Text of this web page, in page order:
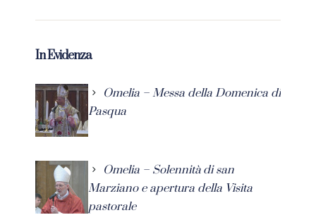
In Evidenza
Omelia – Messa della Domenica di
Pasqua
Omelia – Solennità di san
Marziano e apertura della Visita
pastorale